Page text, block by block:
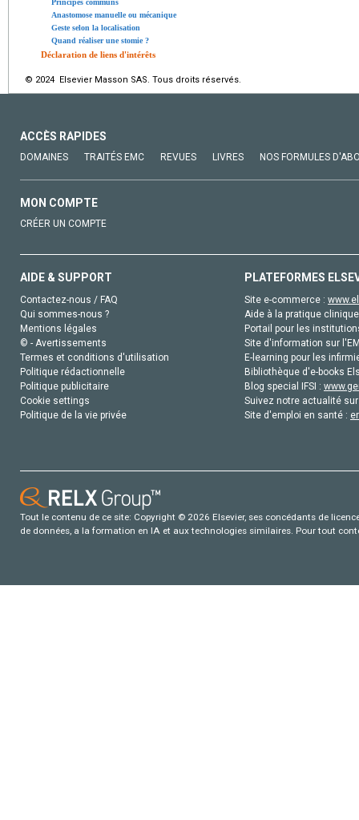
Principes communs
Anastomose manuelle ou mécanique
Geste selon la localisation
Quand réaliser une stomie ?
Déclaration de liens d'intérêts
© 2024 Elsevier Masson SAS. Tous droits réservés.
ACCÈS RAPIDES
DOMAINES TRAITÉS EMC REVUES LIVRES NOS FORMULES
MON COMPTE
CRÉER UN COMPTE
AIDE & SUPPORT
Contactez-nous / FAQ
Qui sommes-nous ?
Mentions légales
© - Avertissements
Termes et conditions d'utilisation
Politique rédactionnelle
Politique publicitaire
Cookie settings
Politique de la vie privée
PLATEFORMES
Site e-commerce :
Aide à la pratique
Portail pour les
Site d'information sur
E-learning pour les
Bibliothèque d'e-books
Blog special IFSI :
Suivez notre actualité
Site d'emploi en santé :
Tout le contenu de ce site: Copyright © 2026 Elsevier, ses concédants de
de données, a la formation en IA et aux technologies similaires. Pour tout